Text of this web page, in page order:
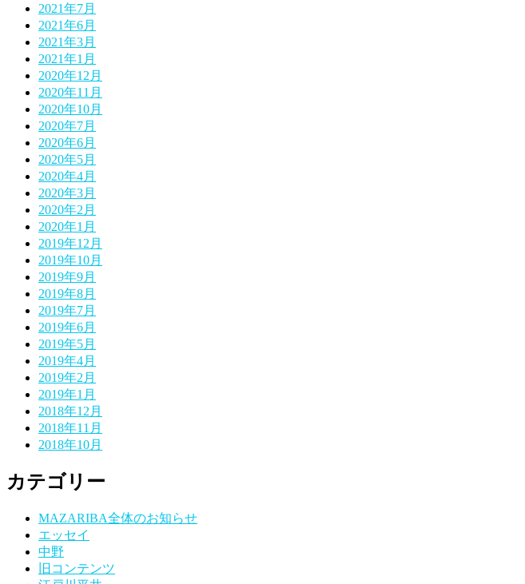
2021年7月
2021年6月
2021年3月
2021年1月
2020年12月
2020年11月
2020年10月
2020年7月
2020年6月
2020年5月
2020年4月
2020年3月
2020年2月
2020年1月
2019年12月
2019年10月
2019年9月
2019年8月
2019年7月
2019年6月
2019年5月
2019年4月
2019年2月
2019年1月
2018年12月
2018年11月
2018年10月
カテゴリー
MAZARIBA全体のお知らせ
エッセイ
中野
旧コンテンツ